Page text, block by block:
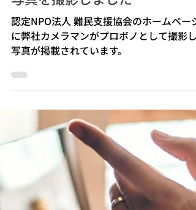
写真を撮影しました
認定NPO法人 難民支援協会のホームページ
に弊社カメラマンがプロボノとして撮影し
写真が掲載されています。